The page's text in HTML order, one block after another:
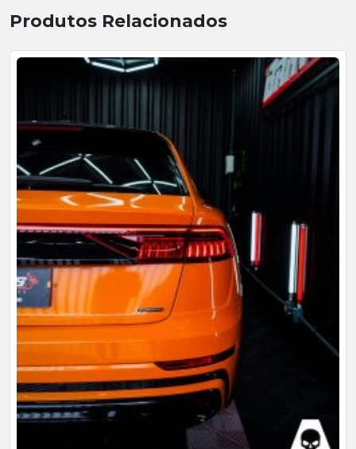
Produtos Relacionados